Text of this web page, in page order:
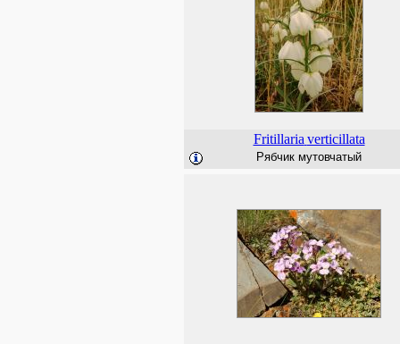
Fritillaria verticillata
Рябчик мутовчатый